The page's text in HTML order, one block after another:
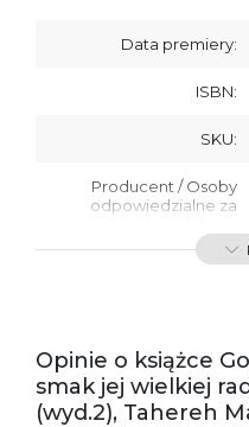
Data premiery:
ISBN:
SKU:
Producent / Osoby
odpowiedzialne za
przepisami:
Ostrzeżenia oraz
informacje dotyczące
bezpieczeństwa:
Opinie o książce
smak jej wielkiej
(wyd.2), Tahereh